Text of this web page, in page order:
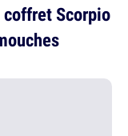
Scorpio